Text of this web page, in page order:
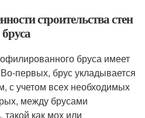
строительства стен
бруса имеет
первых, брус укладывается
с учетом всех необходимых
между брусами
такой как мох или